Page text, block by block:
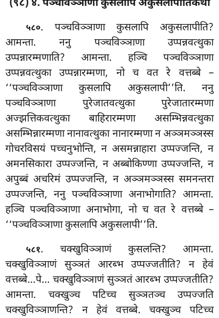
(९८) ४. पञ्चविञ्ञाणा कुसलापि अकुसलापीतिकथा
५८०. पञ्चविञ्ञाणा कुसलापि अकुसलापीति?
आमन्ता. ननु पञ्चविञ्ञाणा उप्पन्नवत्थुका
उप्पन्नारम्मणाति? आमन्ता. हञ्चि पञ्चविञ्ञाणा
उप्पन्नवत्थुकाउप्पन्नारम्मणा, नो च वत रे वत्तब्बे –
‘‘पञ्चविञ्ञाणा कुसलापि अकुसलापी’’ति. ननु
पञ्चविञ्ञाणा पुरेजातवत्थुका पुरेजातारम्मणा
अज्झत्तिकवत्थुका बाहिरारम्मणा असम्भिन्नवत्थुका
असम्भिन्नारम्मणा नानावत्थुका नानारम्मणा न अञ्ञमञ्ञस्स
गोचरविसयं पच्चनुभोन्ति, न असमन्नाहारा उप्पज्जन्ति, न
अमनसिकारा उप्पज्जन्ति, न अब्बोकिण्णा उप्पज्जन्ति, न
अपुब्बं अचरिमं उप्पज्जन्ति, न अञ्ञमञ्ञस्स समनन्तरा
उप्पज्जन्ति, ननु पञ्चविञ्ञाणा अनाभोगाति? आमन्ता.
हञ्चि पञ्चविञ्ञाणा अनाभोगा, नो च वत रे वत्तब्बे –
‘‘पञ्चविञ्ञाणा कुसलापि अकुसलापी’’ति.
५८१. चक्खुविञ्ञाणं कुसलन्ति? आमन्ता.
चक्खुविञ्ञाणं सुञ्ञतं आरब्भ उप्पज्जतीति? न हेवं
वत्तब्बे…पे… चक्खुविञ्ञाणं सुञ्ञतं आरब्भ उप्पज्जतीति?
आमन्ता. चक्खुञ्च पटिच्च सुञ्ञतञ्च उप्पज्जति
चक्खुविञ्ञाणन्ति? न हेवं वत्तब्बे. चक्खुञ्च पटिच्च